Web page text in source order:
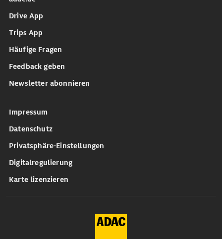
Drive App
Trips App
Häufige Fragen
Feedback geben
Newsletter abonnieren
Impressum
Datenschutz
Privatsphäre-Einstellungen
Digitalregulierung
Karte lizenzieren